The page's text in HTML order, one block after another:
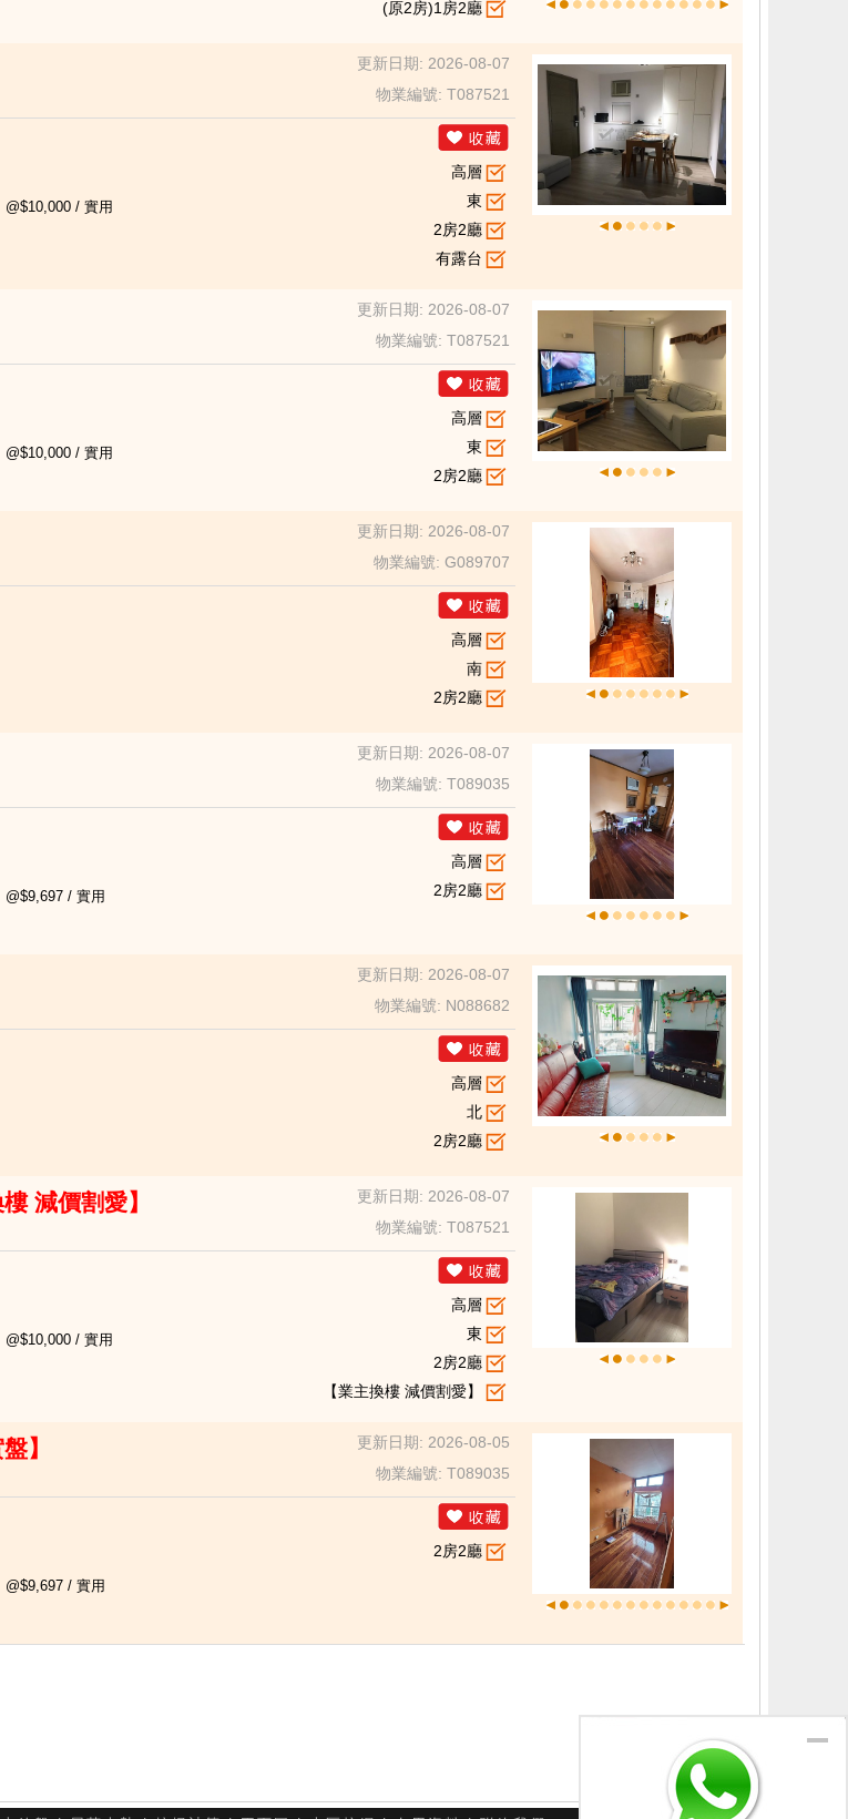
(原2房)1房2廳
更新日期: 2026-08-07
物業編號: T087521
@$10,000 / 實用
高層
東
2房2廳
有露台
更新日期: 2026-08-07
物業編號: T087521
@$10,000 / 實用
高層
東
2房2廳
更新日期: 2026-08-07
物業編號: G089707
高層
南
2房2廳
更新日期: 2026-08-07
物業編號: T089035
@$9,697 / 實用
高層
2房2廳
更新日期: 2026-08-07
物業編號: N088682
高層
北
2房2廳
減價割愛】
更新日期: 2026-08-07
物業編號: T087521
@$10,000 / 實用
高層
東
2房2廳
【業主換樓 減價割愛】
】
更新日期: 2026-08-05
物業編號: T089035
@$9,697 / 實用
2房2廳